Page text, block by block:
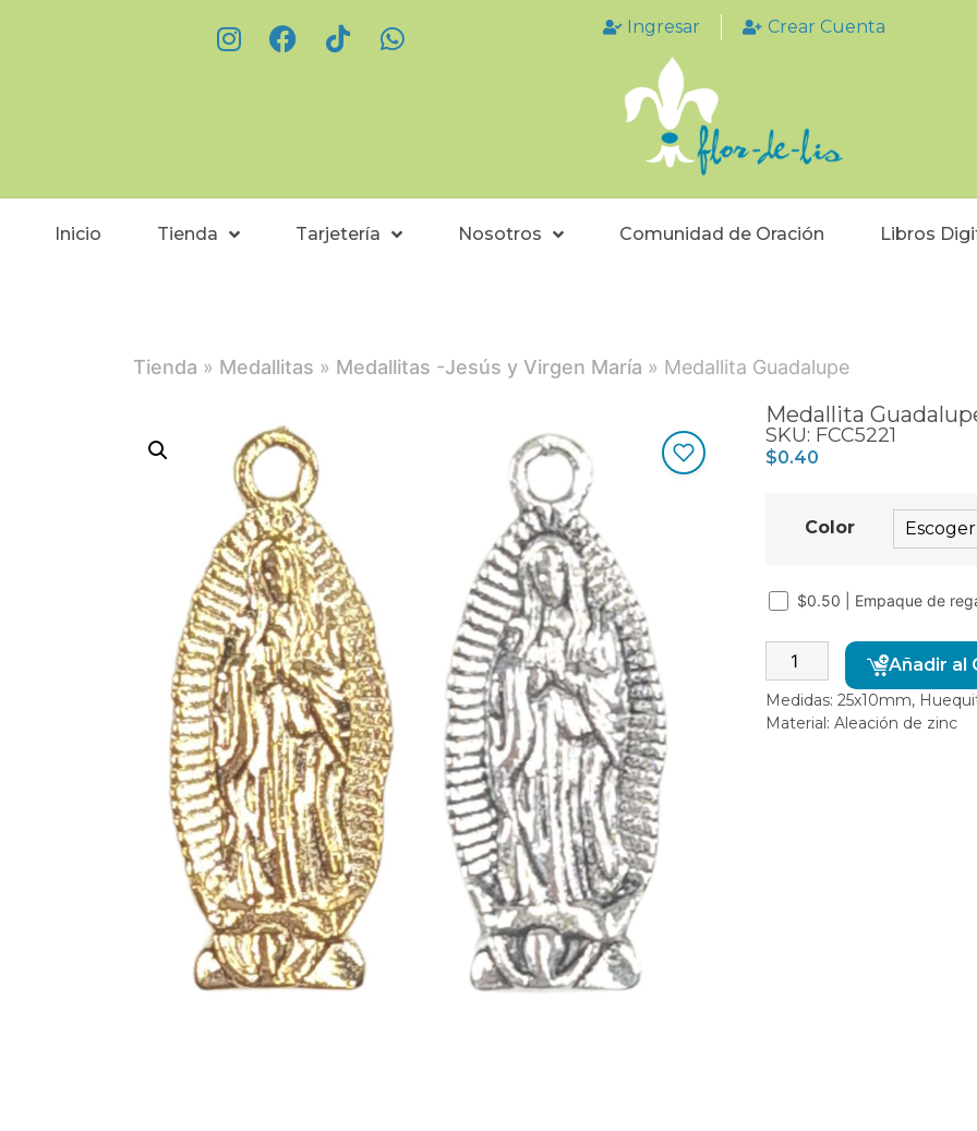
Ingresar Crear Cuenta
Inicio Tienda Tarjetería Nosotros Comunidad de Oración Libros
Tienda » Medallitas » Medallitas -Jesús y Virgen María » Medallita Guadalupe
Medallita
SKU: FCC5221
$0.40
Color
$0.50 | Empaque de
Añadir al
Medidas: 25x10mm,
Material: Aleación de zinc